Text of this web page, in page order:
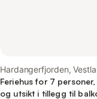
Hardangerfjorden,
Feriehus for 7
og utsikt i tillegg til